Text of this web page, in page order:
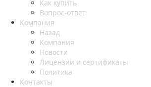
Как купить
Вопрос-ответ
Компания
Назад
Компания
Новости
Лицензии и сертификаты
Политика
Контакты